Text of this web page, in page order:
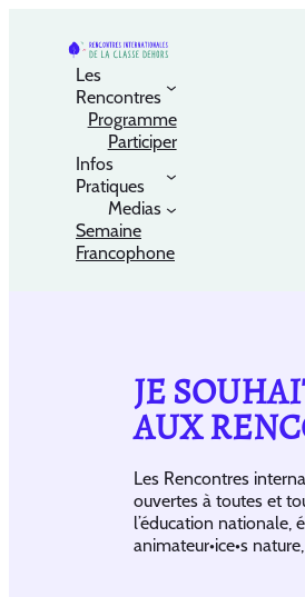
Les
Rencontres
Programme
Participer
Infos
Pratiques
Medias
Semaine
Francophone
JE
AUX
Les Rencontres
ouvertes à toutes et
l’éducation nationale,
animateur•ice•s